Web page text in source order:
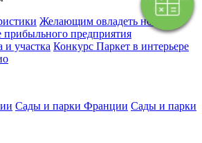
оплата
Желающим овладеть новой
прибыльного предприятия
участка Конкурс Паркет в интерьере
Сады и парки Франции Сады и парки